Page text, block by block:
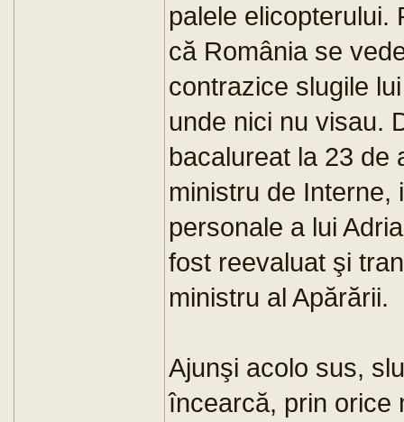
palele elicopterului.
că România se
contrazice slugile
unde nici nu visau.
bacalureat la 23 de
ministru de Interne,
personale a lui
fost reevaluat şi
ministru al Apărării.
Ajunşi acolo sus,
încearcă, prin orice